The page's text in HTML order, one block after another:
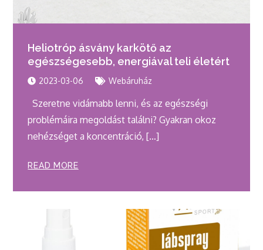
Heliotróp ásvány karkötő az
egészségesebb, energiával teli életért
2023-03-06 Webáruház
Szeretne vidámabb lenni, és az egészségi
problémáira megoldást találni? Gyakran okoz
nehézséget a koncentráció, […]
READ MORE